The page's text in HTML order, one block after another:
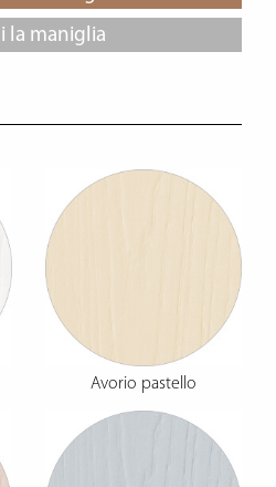
la maniglia
Avorio pastello